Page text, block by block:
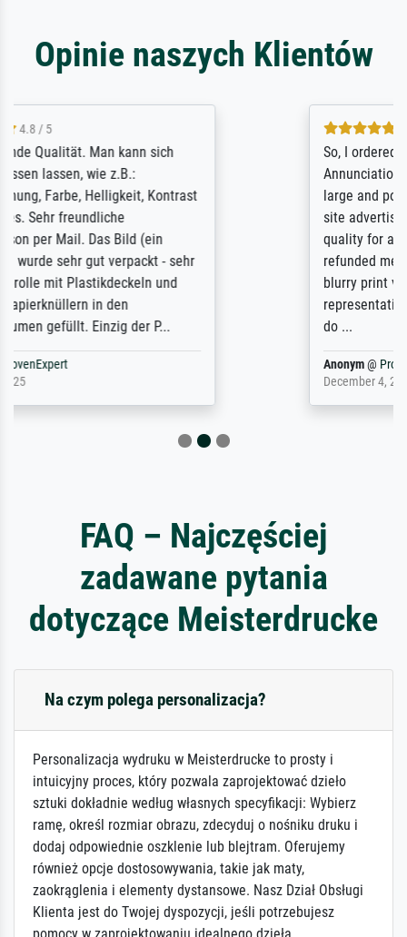
Opinie naszych Klientów
So, I ordered a large print of The
Annunciation by Fra Angelico from a very
large and popular American "art/poster"
site advertising giclee print quality. The
quality for a large print was atrocious. They
refunded me when I sent pictures of the
blurry print vs. a Wikipedia commons
representation. They stated they couldn't
do ...
FAQ – Najczęściej
zadawane pytania
dotyczące Meisterdrucke
Na czym polega personalizacja?
Personalizacja wydruku w Meisterdrucke to prosty i
intuicyjny proces, który pozwala zaprojektować dzieło
sztuki dokładnie według własnych specyfikacji: Wybierz
ramę, określ rozmiar obrazu, zdecyduj o nośniku druku i
dodaj odpowiednie oszklenie lub blejtram. Oferujemy
również opcje dostosowywania, takie jak maty,
zaokrąglenia i elementy dystansowe. Nasz Dział Obsługi
Klienta jest do Twojej dyspozycji, jeśli potrzebujesz